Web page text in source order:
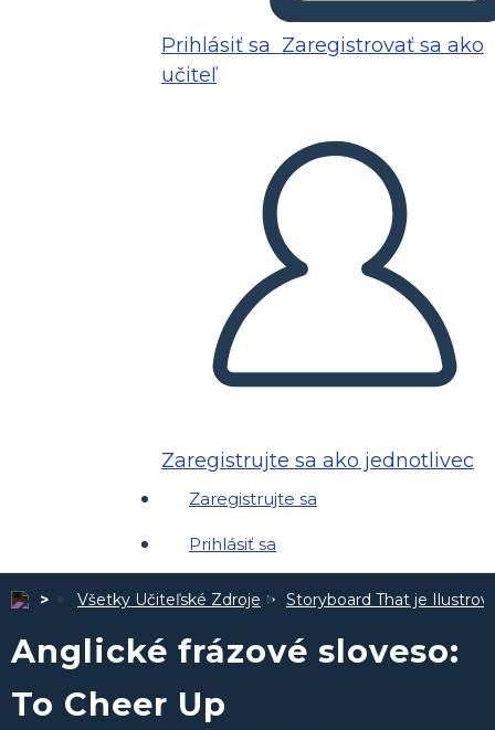
Prihlásiť sa Zaregistrovať sa ako
učiteľ
Zaregistrujte sa ako jednotlivec
Zaregistrujte sa
Prihlásiť sa
Všetky Učiteľské Zdroje Storyboard That je
Anglické frázové sloveso:
To Cheer Up